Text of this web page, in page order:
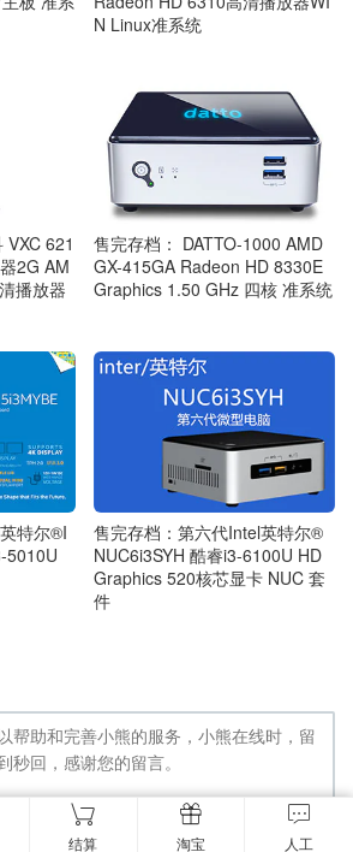
N Linux准系统
621
2G AM
播放器
售完存档： DATTO-1000 AMD
GX-415GA Radeon HD 8330E
Graphics 1.50 GHz 四核 准系统
特尔®I
5010U
售完存档：第六代Intel英特尔®
NUC6i3SYH 酷睿i3-6100U HD
Graphics 520核芯显卡 NUC 套
件
提交留言
结算 淘宝 人工